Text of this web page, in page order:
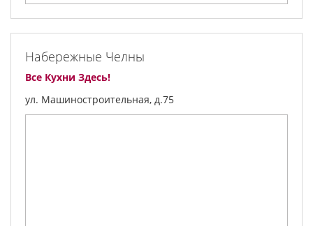
Набережные Челны
Все Кухни Здесь!
ул. Машиностроительная, д.75